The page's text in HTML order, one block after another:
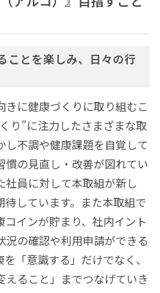
ことを楽しみ、日々の行
に健康づくりに取り組むこ
り”に注力したさまざまな取
不調や健康課題を自覚して
慣の見直し・改善が図れてい
員に対して本取組が新し
しています。また本取組で
インが貯まり、社内イント
況の確認や利用申請ができる
「意識する」だけでなく、
えること」までつなげていき